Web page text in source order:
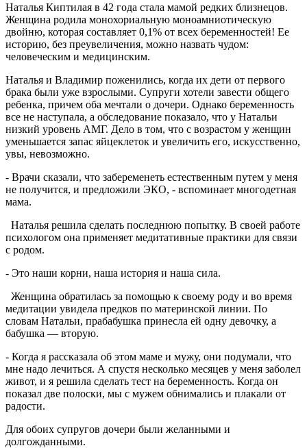
Наталья Киптилая в 42 года стала мамой редких близнецов.
Женщина родила монохориальную моноамниотическую
двойню, которая составляет 0,1% от всех беременностей! Ее
историю, без преувеличения, можно назвать чудом:
человеческим и медицинским.
Наталья и Владимир поженились, когда их дети от первого
брака были уже взрослыми. Супруги хотели завести общего
ребенка, причем оба мечтали о дочери. Однако беременность
все не наступала, а обследование показало, что у Натальи
низкий уровень АМГ. Дело в том, что с возрастом у женщин
уменьшается запас яйцеклеток и увеличить его, искусственно,
увы, невозможно.
- Врачи сказали, что забеременеть естественным путем у меня
не получится, и предложили ЭКО, - вспоминает многодетная
мама.
Наталья решила сделать последнюю попытку. В своей работе
психологом она применяет медитативные практики для связи
с родом.
- Это наши корни, наша история и наша сила.
Женщина обратилась за помощью к своему роду и во время
медитации увидела предков по материнской линии. По
словам Натальи, прабабушка принесла ей одну девочку, а
бабушка — вторую.
- Когда я рассказала об этом маме и мужу, они подумали, что
мне надо лечиться. А спустя несколько месяцев у меня заболел
живот, и я решила сделать тест на беременность. Когда он
показал две полоски, мы с мужем обнимались и плакали от
радости.
Для обоих супругов дочери были желанными и
долгожданными.